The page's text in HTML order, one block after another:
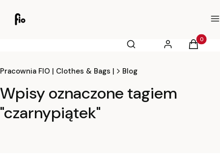
Otwórz wyszukiwarkę
Szukaj Zaloguj sięKoszyk
Pracownia FIO | Clothes & Bags | Blog
Wpisy oznaczone tagiem
"czarnypiątek"